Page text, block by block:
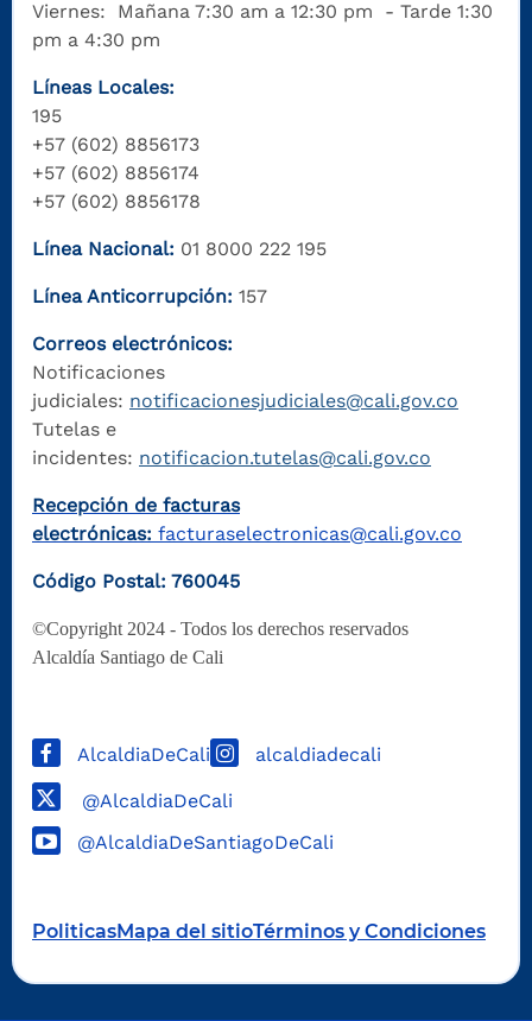
Viernes: Mañana 7:30 am a 12:30 pm - Tarde 1:30
pm a 4:30 pm
Líneas Locales:
195
+57 (602) 8856173
+57 (602) 8856174
+57 (602) 8856178
Línea Nacional: 01 8000 222 195
Línea Anticorrupción: 157
Correos electrónicos:
Notificaciones
judiciales: notificacionesjudiciales@cali.gov.co
Tutelas e
incidentes: notificacion.tutelas@cali.gov.co
Recepción de facturas
electrónicas: facturaselectronicas@cali.gov.co
Código Postal: 760045
©Copyright 2024 - Todos los derechos reservados
Alcaldía Santiago de Cali
AlcaldiaDeCali alcaldiadecali
@AlcaldiaDeCali
@AlcaldiaDeSantiagoDeCali
PoliticasMapa del sitioTérminos y Condiciones